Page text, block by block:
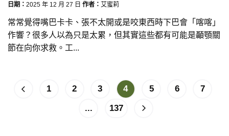
日期： 2025 年 12 月 27 日 作者： 艾蜜莉
常常覺得嘴巴卡卡、張不太開或是咬東西時下巴會「喀喀」
作響？很多人以為只是太累，但其實這些都有可能是顳顎關
節在向你求救。工...
1 2 3 4 5 6
7
...
137